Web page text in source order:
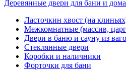
Деревянные двери для бани и дома
Ласточкин хвост (на
Межкомнатные (массив,
Двери в баню и сауну из
Стеклянные двери
Коробки и наличники
Форточки для бани